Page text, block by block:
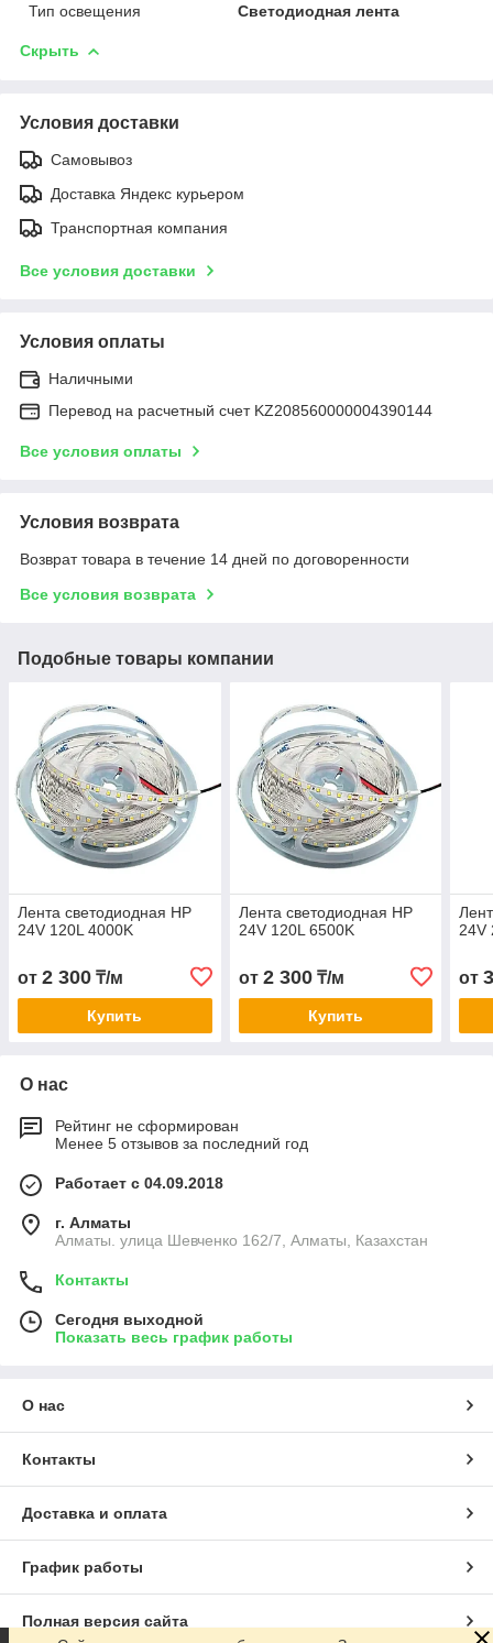
Тип освещения
Светодиодная лента
Скрыть
Условия доставки
Самовывоз
Доставка Яндекс курьером
Транспортная компания
Все условия доставки
Условия оплаты
Наличными
Перевод на расчетный счет KZ208560000004390144
Все условия оплаты
Условия возврата
Возврат товара в течение 14 дней по договоренности
Все условия возврата
Подобные товары компании
Лента светодиодная HP
24V 120L 4000K
от 2 300 ₸/м
Купить
Лента светодиодная HP
24V 120L 6500K
от 2 300₸/м
Купить
24V
от
О нас
Рейтинг не сформирован
Менее 5 отзывов за последний год
Работает с 04.09.2018
г. Алматы
Алматы. улица Шевченко 162/7, Алматы, Казахстан
Контакты
Сегодня выходной
Показать весь график работы
О нас
Контакты
Доставка и оплата
График работы
Полная версия сайта